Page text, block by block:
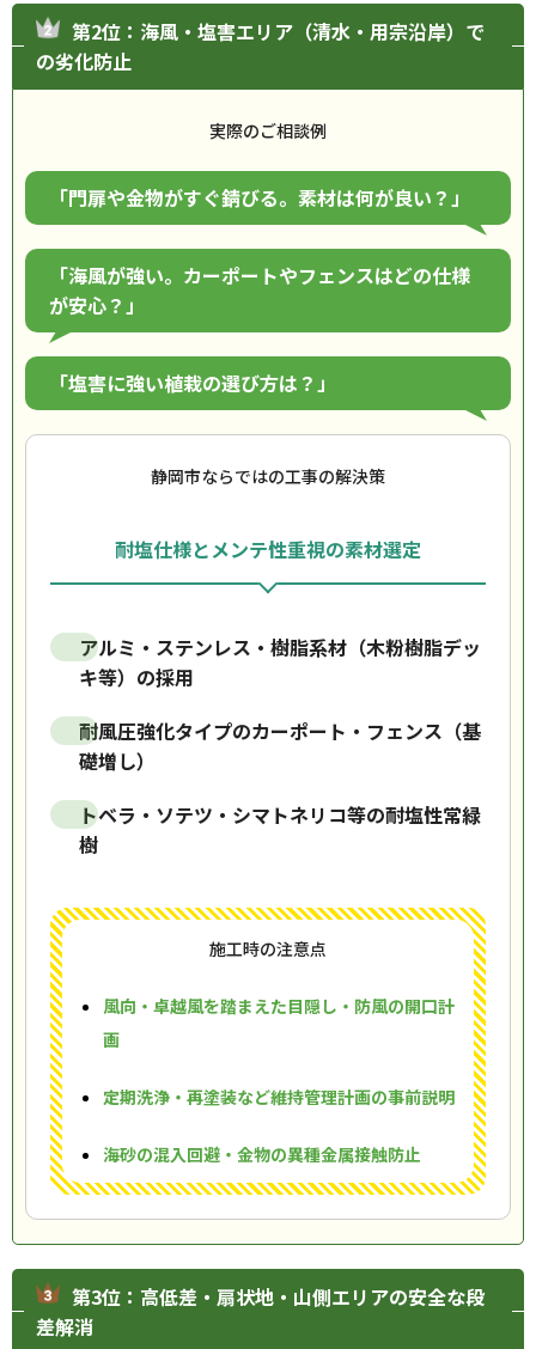
第2位：海風・塩害エリア（清水・用宗沿岸）で
の劣化防止
実際のご相談例
「門扉や金物がすぐ錆びる。素材は何が良い？」
「海風が強い。カーポートやフェンスはどの仕様
が安心？」
「塩害に強い植栽の選び方は？」
静岡市ならではの工事の解決策
耐塩仕様とメンテ性重視の素材選定
アルミ・ステンレス・樹脂系材（木粉樹脂デッ
キ等）の採用
耐風圧強化タイプのカーポート・フェンス（基
礎増し）
トベラ・ソテツ・シマトネリコ等の耐塩性常緑
樹
施工時の注意点
風向・卓越風を踏まえた目隠し・防風の開口計
画
定期洗浄・再塗装など維持管理計画の事前説明
海砂の混入回避・金物の異種金属接触防止
第3位：高低差・扇状地・山側エリアの安全な段
差解消